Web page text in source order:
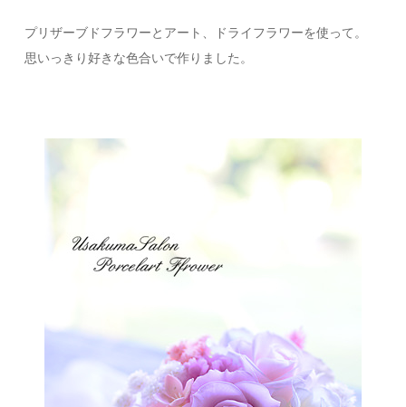
プリザーブドフラワーとアート、ドライフラワーを使って。
思いっきり好きな色合いで作りました。